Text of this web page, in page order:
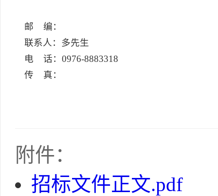
邮 编：
联系人：多先生
电 话：0976-8883318
传 真：
附件：
招标文件正文.pdf